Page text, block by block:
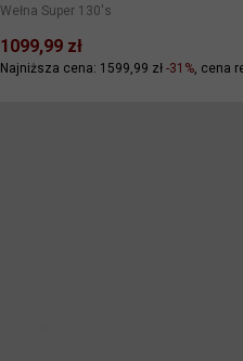
Wełna Super 130's
1099,99 zł
Najniższa cena: 1599,99 zł -31% cena